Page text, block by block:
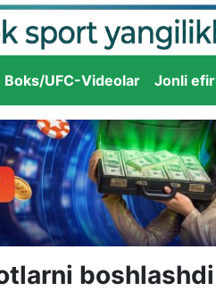
Boks/UFC-Videolar Jonli
boshlashdi